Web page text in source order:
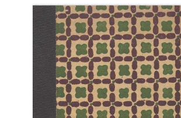
SAVARESE.
1943
quantità